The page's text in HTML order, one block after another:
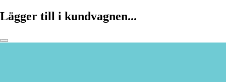
Lägger till i kundvagnen...